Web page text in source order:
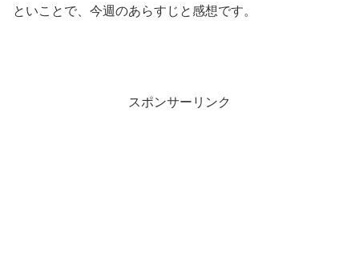
といことで、今週のあらすじと感想です。
スポンサーリンク